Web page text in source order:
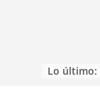
Lo último: